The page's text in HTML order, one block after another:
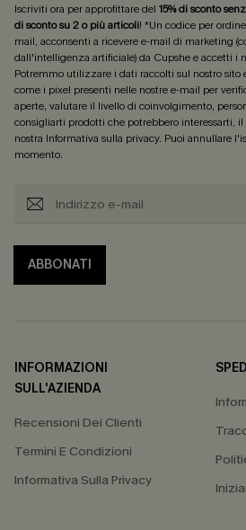
Iscriviti ora per approfittare del 15% di sconto
di sconto su 2 o più articoli! *Un codice per
mail, acconsenti a ricevere e-mail di marketing
dall'intelligenza artificiale) da Cupshe e accetti i
Potremmo utilizzare i dati raccolti sul nostro
come i pixel presenti nelle nostre e-mail per
aperte, valutare il livello di coinvolgimento,
consigliarti prodotti che potrebbero interessarti,
nostra Informativa sulla privacy. Puoi annullare
momento.
ABBONATI
INFORMAZIONI
SULL'AZIENDA
Recensioni Dei Clienti
Termini E Condizioni
Informativa Sulla Privacy